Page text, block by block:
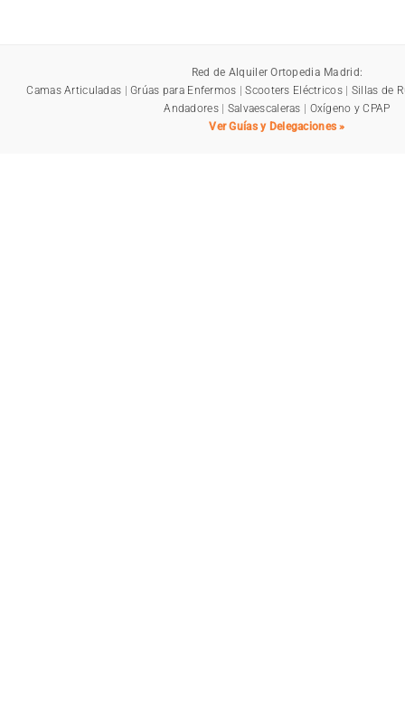
Red de Alquiler Ortopedia Madrid:
Camas Articuladas |Grúas para Enfermos |Scooters Eléctricos| Sillas de
Andadores| Salvaescaleras | Oxígeno y CPAP
Ver Guías y Delegaciones »